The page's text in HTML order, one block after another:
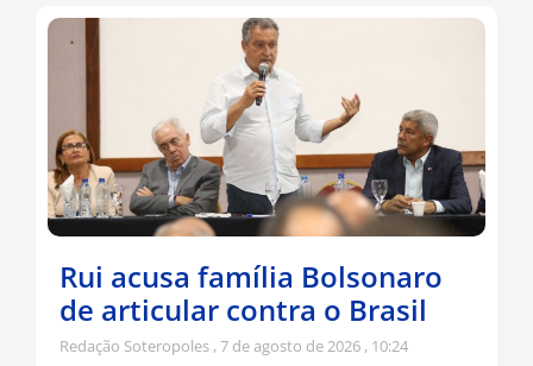
Rui acusa família Bolsonaro
de articular contra o Brasil
Redação Soteropoles 7 de agosto de 2026 10:24